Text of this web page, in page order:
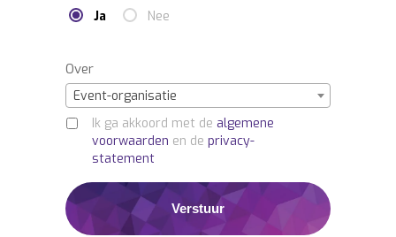
Ja Nee
Over
Event-organisatie
Ik ga akkoord met de algemene
voorwaarden en de privacy-
statement